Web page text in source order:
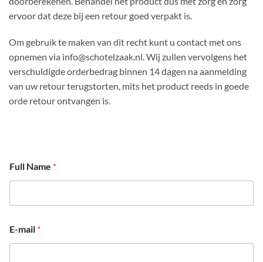
ervoor dat deze bij een retour goed verpakt is.
Om gebruik te maken van dit recht kunt u contact met ons
opnemen via info@schotelzaak.nl. Wij zullen vervolgens het
verschuldigde orderbedrag binnen 14 dagen na aanmelding
van uw retour terugstorten, mits het product reeds in goede
orde retour ontvangen is.
Full Name *
E-mail *